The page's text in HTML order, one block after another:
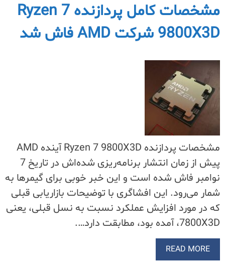
مشخصات کامل پردازنده Ryzen 7
9800X3D شرکت AMD فاش شد
مشخصات پردازنده Ryzen 7 9800X3D آینده AMD
پیش از زمان انتشار برنامه‌ریزی شده‌اش در تاریخ 7
نوامبر فاش شده است و این خبر خوبی برای گیمرها به
شمار می‌رود. این افشاگری با توضیحات بازاریابی قبلی
که در مورد افزایش عملکرد نسبت به نسل قبلی، یعنی
7800X3D، آمده بود، مطابقت دارد….
READ MORE